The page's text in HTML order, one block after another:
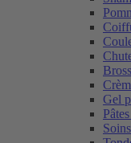
Gel